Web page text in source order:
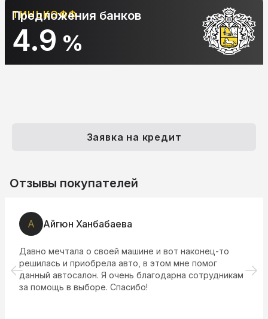
ТИНЬКОФФ
4.9 %
Предложения банков
Заявка на кредит
Отзывы покупателей
А Айгюн Ханбабаева
Давно мечтала о своей машине и вот наконец-то
решилась и приобрела авто, в этом мне помог
данный автосалон. Я очень благодарна сотрудникам
за помощь в выборе. Спасибо!